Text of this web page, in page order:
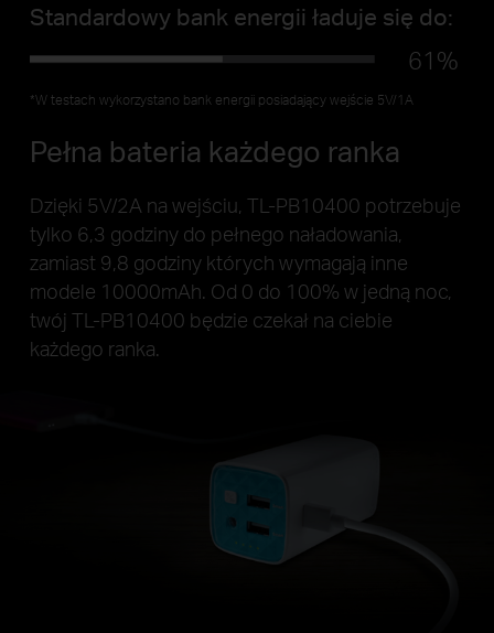
Standardowy bank energii ładuje się do:
61%
*W testach wykorzystano bank energii posiadający wejście 5V/1A
Pełna bateria każdego ranka
Dzięki 5V/2A na wejściu, TL-PB10400 potrzebuje
tylko 6,3 godziny do pełnego naładowania,
zamiast 9,8 godziny których wymagają inne
modele 10000mAh. Od 0 do 100% w jedną noc,
twój TL-PB10400 będzie czekał na ciebie
każdego ranka.